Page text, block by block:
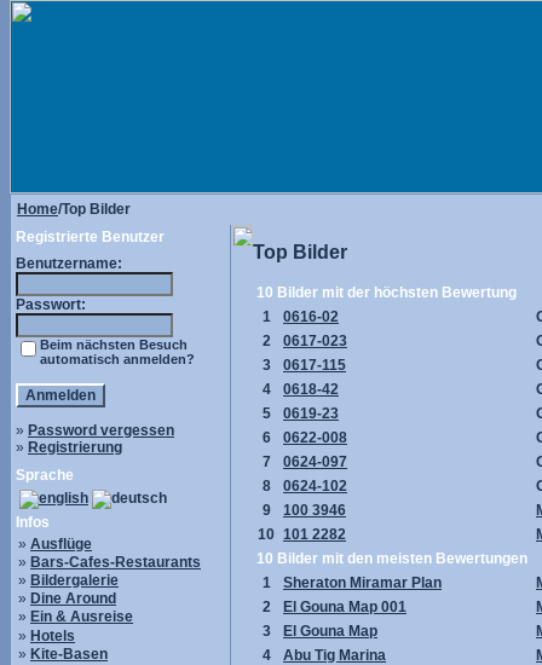
Home/Top Bilder
Registrierte Benutzer
Benutzername:
Passwort:
Beim nächsten Besuch
automatisch anmelden?
» Password vergessen
» Registrierung
Sprache
Infos
» Ausflüge
» Bars-Cafes-Restaurants
» Bildergalerie
» Dine Around
» Ein & Ausreise
» Hotels
» Kite-Basen
Top Bilder
10 Bilder mit der höchsten Bewertung
1
0616-02
2
0617-023
3
0617-115
4
0618-42
5
0619-23
6
0622-008
7
0624-097
8
0624-102
9
100 3946
10 101 2282
10 Bilder mit den meisten Bewertungen
1
Sheraton Miramar Plan
2
El Gouna Map 001
3
El Gouna Map
4
Abu Tig Marina